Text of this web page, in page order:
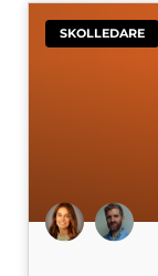
SKOLLEDARE